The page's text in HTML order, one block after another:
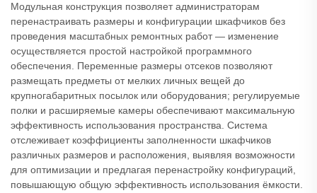
Модульная конструкция позволяет администраторам
перенастраивать размеры и конфигурации шкафчиков без
проведения масштабных ремонтных работ — изменение
осуществляется простой настройкой программного
обеспечения. Переменные размеры отсеков позволяют
размещать предметы от мелких личных вещей до
крупногабаритных посылок или оборудования; регулируемые
полки и расширяемые камеры обеспечивают максимальную
эффективность использования пространства. Система
отслеживает коэффициенты заполненности шкафчиков
различных размеров и расположения, выявляя возможности
для оптимизации и предлагая перенастройку конфигураций,
повышающую общую эффективность использования ёмкости.